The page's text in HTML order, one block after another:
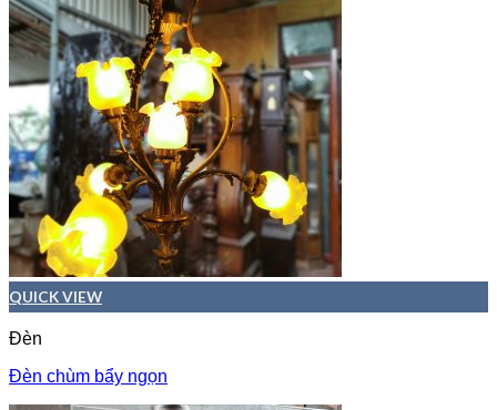
QUICK VIEW
Đèn
Đèn chùm bẩy ngọn